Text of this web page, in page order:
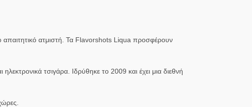
απαιτητικό ατμιστή. Τα Flavorshots Liqua προσφέρουν
τσιγάρα. Ιδρύθηκε το 2009 και έχει μια διεθνή